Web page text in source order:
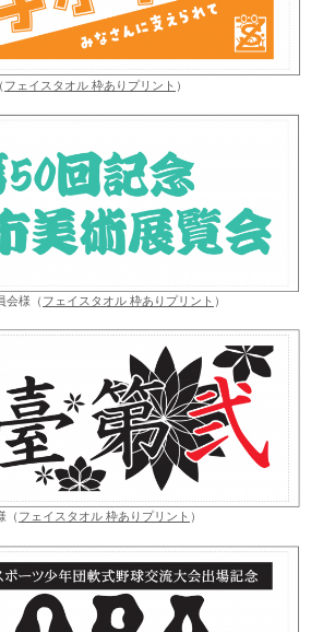
フェイスタオル 枠ありプリント ）
会様（ フェイスタオル 枠ありプリント ）
（ フェイスタオル 枠ありプリント ）